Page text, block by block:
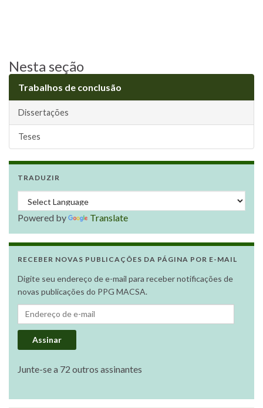
Nesta seção
Trabalhos de conclusão
Dissertações
Teses
TRADUZIR
Powered by Translate
RECEBER NOVAS PUBLICAÇÕES DA PÁGINA POR E-MAIL
Digite seu endereço de e-mail para receber notificações de
novas publicações do PPG MACSA.
Endereço de e-mail
Assinar
Junte-se a 72 outros assinantes